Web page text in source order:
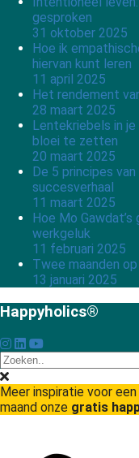
gesproken
31 oktober 2025
Hoe ik
hiervan kunt leren
11 april 2025
Het rendement
28 maart 2025
Lentekriebels in
bloei te zetten
20 maart 2025
De 5 principes
succesverhaal
11 maart 2025
Hoe Mo
werkgeluk
11 februari 2025
Twee maanden
13 januari 2025
Happyholics®
Meer inspiratie voor
maand onze gratis